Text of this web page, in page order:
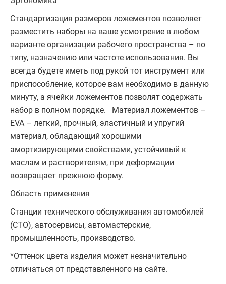
Стандартизация размеров ложементов позволяет
разместить наборы на ваше усмотрение в любом
варианте организации рабочего пространства – по
типу, назначению или частоте использования. Вы
всегда будете иметь под рукой тот инструмент или
приспособление, которое вам необходимо в данную
минуту, а ячейки ложементов позволят содержать
набор в полном порядке. Материал ложементов –
EVA – легкий, прочный, эластичный и упругий
материал, обладающий хорошими
амортизирующими свойствами, устойчивый к
маслам и растворителям, при деформации
возвращает прежнюю форму.
Область применения
Станции технического обслуживания автомобилей
(СТО), автосервисы, автомастерские,
промышленность, производство.
*Оттенок цвета изделия может незначительно
отличаться от представленного на сайте.